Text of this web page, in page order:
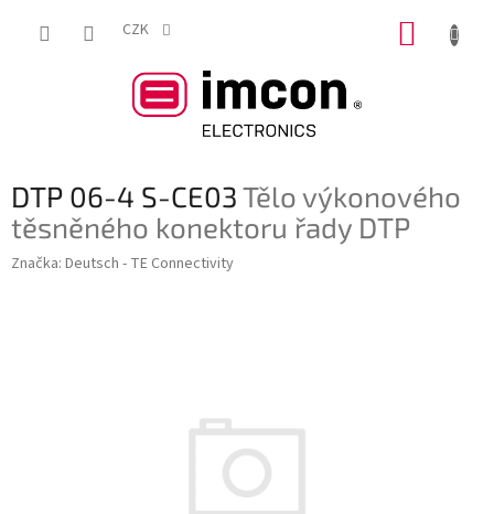
CZK
DTP 06-4 S-CE03Tělo výkonového
těsněného konektoru řady DTP
Značka: Deutsch - TE Connectivity